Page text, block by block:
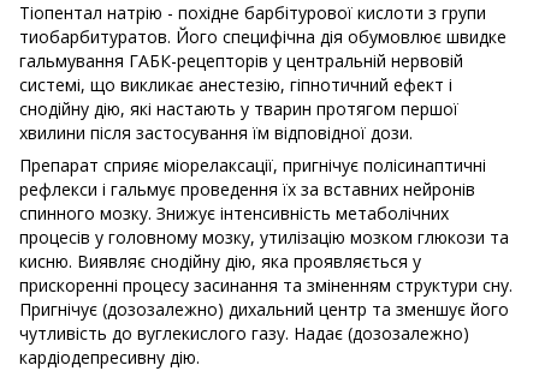
Тіопентал натрію - похідне барбітурової кислоти з групи
тиобарбитуратов. Його специфічна дія обумовлює швидке
гальмування ГАБК-рецепторів у центральній нервовій
системі, що викликає анестезію, гіпнотичний ефект і
снодійну дію, які настають у тварин протягом першої
хвилини після застосування їм відповідної дози.
Препарат сприяє міорелаксації, пригнічує полісинаптичні
рефлекси і гальмує проведення їх за вставних нейронів
спинного мозку. Знижує інтенсивність метаболічних
процесів у головному мозку, утилізацію мозком глюкози та
кисню. Виявляє снодійну дію, яка проявляється у
прискоренні процесу засинання та зміненням структури сну.
Пригнічує (дозозалежно) дихальний центр та зменшує його
чутливість до вуглекислого газу. Надає (дозозалежно)
кардіодепресивну дію.